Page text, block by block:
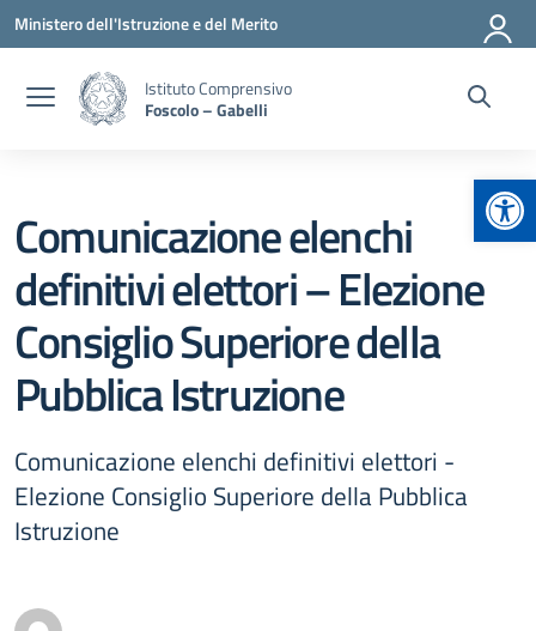
Vai ai contenuti
Vai al menu di navigazione
Vai al footer
Ministero dell'Istruzione e del Merito
Istituto Comprensivo
Foscolo – Gabelli
Comunicazione elenchi
definitivi elettori – Elezione
Consiglio Superiore della
Pubblica Istruzione
Comunicazione elenchi definitivi elettori -
Elezione Consiglio Superiore della Pubblica
Istruzione